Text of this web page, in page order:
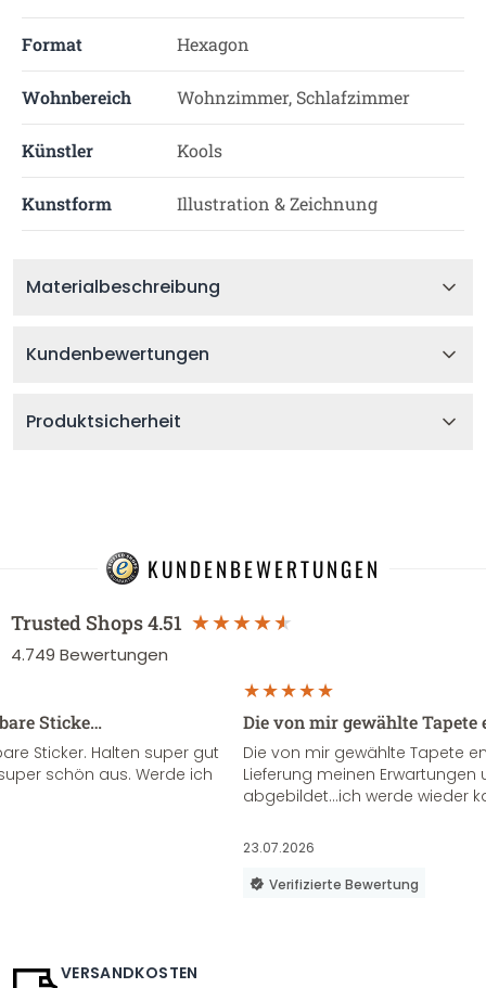
Format Hexagon
Wohnbereich Wohnzimmer, Schlafzimmer
Künstler Kools
Kunstform Illustration & Zeichnung
Materialbeschreibung
Kundenbewertungen
Produktsicherheit
KUNDENBEWERTUNGEN
Trusted Shops4.51
4.749 Bewertungen
Sticke…
Sticker. Halten super gut
schön aus. Werde ich
Die von mir gewählte
Die von mir gewählte Tapete
Lieferung meinen Erwartungen
abgebildet...ich werde wieder
23.07.2026
Verifizierte Bewertung
VERSANDKOSTEN